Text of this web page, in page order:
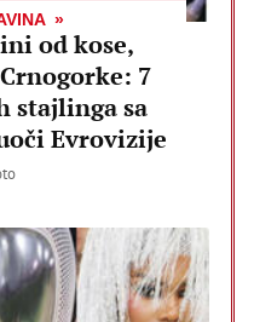
od kose,
7
stajlinga sa
Evrovizije